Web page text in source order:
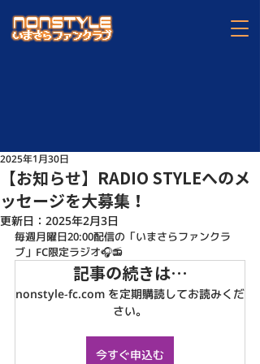
【お知らせ】RADIO STYLEへのメ
ッセージを大募集！
2025年1月30日
更新日： 2025年2月3日
毎週月曜日20:00配信の「いまさらファンクラ
ブ」FC限定ラジオ🎧📻
記事の続きは…
nonstyle-fc.com を定期購読してお読みくだ
さい。
今すぐ申込む